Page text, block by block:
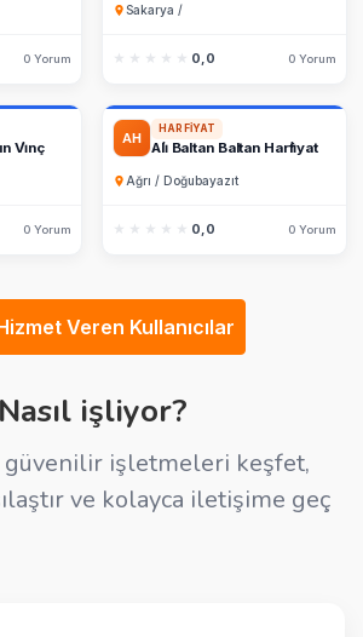
0 Yorum
Sakarya /
★★★★★
★★★★★ 0,0 0 Yorum
Vi̇nç
0 Yorum
HARFIYAT
Ali̇ Baltan Baltan Harfi̇yat
Ağrı / Doğubayazıt
★★★★★
★★★★★ 0,0 0 Yorum
Veren Kullanıcılar
Nasıl işliyor?
güvenilir işletmeleri keşfet,
ve kolayca iletişime geç